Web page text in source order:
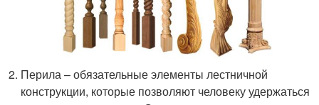
Перила – обязательные элементы лестничной
конструкции, которые позволяют человеку удержаться